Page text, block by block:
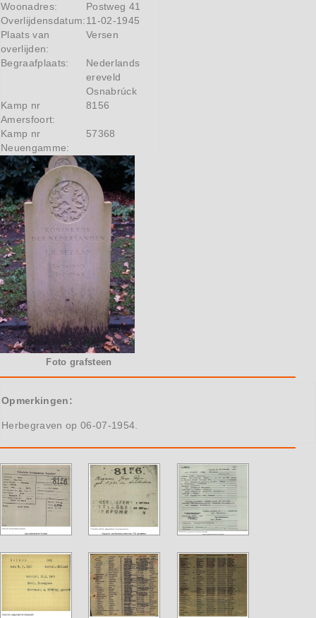
Woonadres:
Postweg 41
Overlijdensdatum:11-02-1945
Plaats van
overlijden:
Versen
Begraafplaats:
Nederlands
ereveld
Osnabrúck
Kamp nr
Amersfoort:
8156
Kamp nr
Neuengamme:
57368
Foto grafsteen
Opmerkingen:
Herbegraven op 06-07-1954.